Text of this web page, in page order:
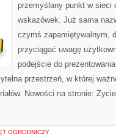
przemyślany punkt w sieci
wskazówek. Już sama
czymś zapamiętywalnym,
przyciągać uwagę
podejście do
przestrzeń, w której
Nowości na stronie:
OGRODNICZY